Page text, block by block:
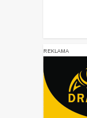
REKLAMA